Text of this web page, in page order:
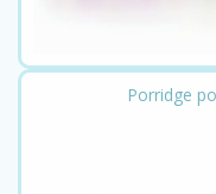
Porridge